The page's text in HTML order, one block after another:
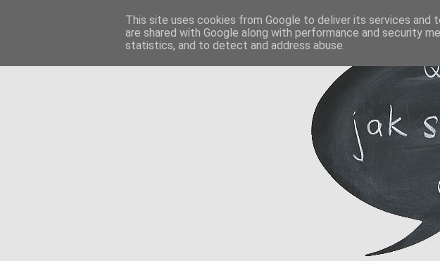
This site uses cookies from Google to deliver its services and
are shared with Google along with performance and security
statistics, and to detect and address abuse.